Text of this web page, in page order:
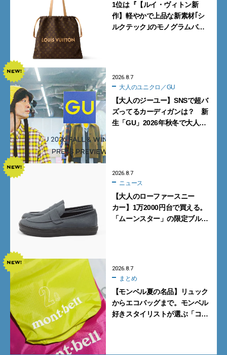
1位は『【ルイ・ヴィトン新
作】軽やかで上品な新素材｢シ
ルクテック｣のモノグラムバッ
2026.8.7
大人のユニクロ／GU
【大人のジーユー】SNSで超バ
ズってるカーディガンは？ 新
生「GU」2026年秋冬で大人メ
2026.8.7
ニュース
【大人のローファースニー
カー】1万2000円台で買える。
「ムーンスター」の限定ブルー
2026.8.7
まとめ
【モンベル夏の名品】リュック
からエコバッグまで。モンベル
好きスタイリストが選ぶ「コス